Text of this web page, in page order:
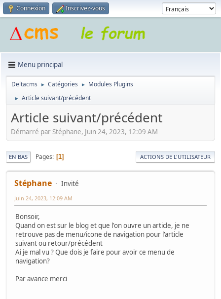
Connexion Inscrivez-vous
Menu principal
Deltacms ► Catégories ► Modules Plugins
► Article suivant/précédent
Article suivant/précédent
Démarré par Stéphane, Juin 24, 2023, 12:09 AM
EN BAS Pages 1 ACTIONS DE L'UTILISATEUR
Stéphane Invité
Juin 24, 2023, 12:09 AM
Bonsoir,
Quand on est sur le blog et que l'on ouvre un article, je ne
retrouve pas de menu/icone de navigation pour l'article
suivant ou retour/précédent
Ai je mal vu ? Que dois je faire pour avoir ce menu de
navigation?
Par avance merci